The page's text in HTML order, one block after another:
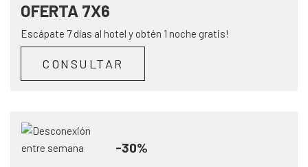
OFERTA 7X6
Escápate 7 días al hotel y obtén 1 noche gratis!
CONSULTAR
-30%